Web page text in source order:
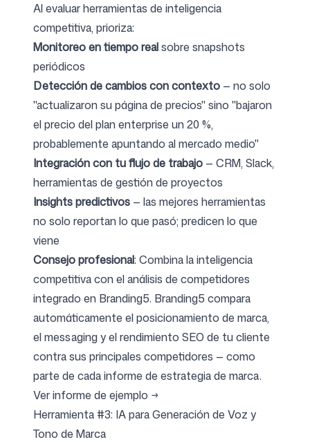
Al evaluar herramientas de inteligencia
competitiva, prioriza:
Monitoreo en tiempo realsobre snapshots
periódicos
Detección de cambios con contexto — no solo
"actualizaron su página de precios" sino "bajaron
el precio del plan enterprise un 20 %,
probablemente apuntando al mercado medio"
Integración con tu flujo de trabajo — CRM, Slack,
herramientas de gestión de proyectos
Insights predictivos — las mejores herramientas
no solo reportan lo que pasó; predicen lo que
viene
Consejo profesional: Combina la inteligencia
competitiva con el análisis de competidores
integrado en Branding5. Branding5 compara
automáticamente el posicionamiento de marca,
el messaging y el rendimiento SEO de tu cliente
contra sus principales competidores — como
parte de cada informe de estrategia de marca.
Ver informe de ejemplo →
Herramienta #3: IA para Generación de Voz y
Tono de Marca